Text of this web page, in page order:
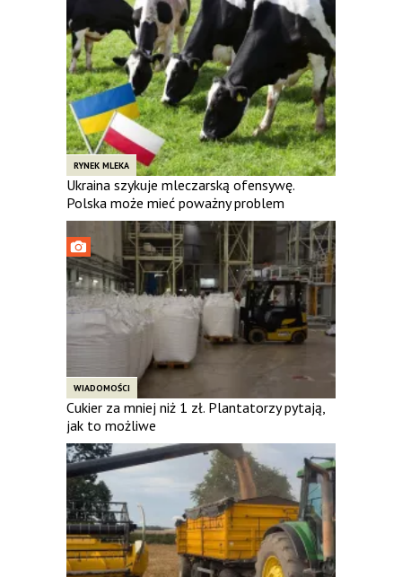
RYNEK MLEKA
Ukraina szykuje mleczarską ofensywę.
Polska może mieć poważny problem
WIADOMOŚCI
Cukier za mniej niż 1 zł. Plantatorzy pytają,
jak to możliwe